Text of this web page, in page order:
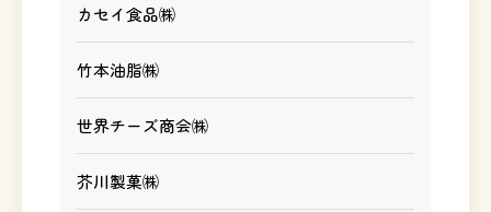
カセイ食品㈱
竹本油脂㈱
世界チーズ商会㈱
芥川製菓㈱